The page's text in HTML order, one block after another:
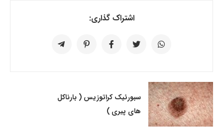
اشتراک گذاری:
سبورئیک کراتوزیس ( بارناکل
های پیری )